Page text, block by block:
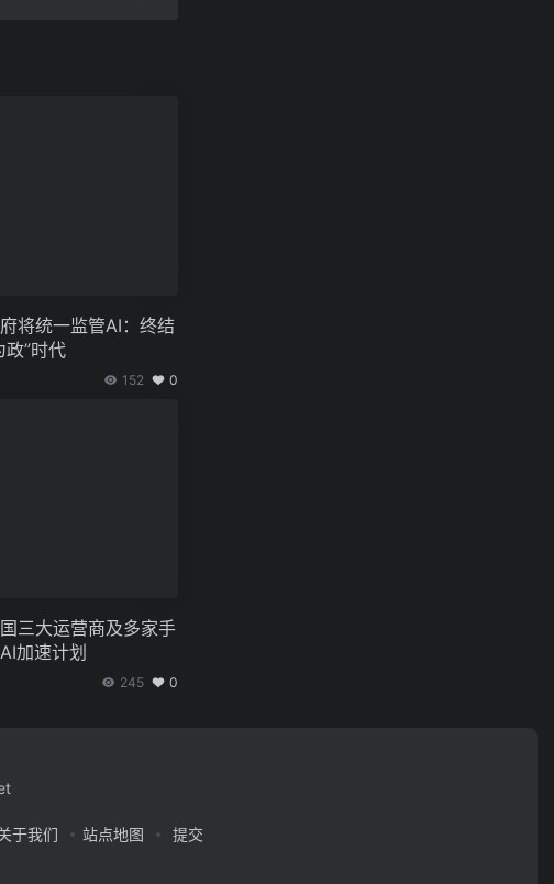
将统一监管AI：终结
政”时代
152 0
三大运营商及多家手
加速计划
245 0
于我们 站点地图
提交